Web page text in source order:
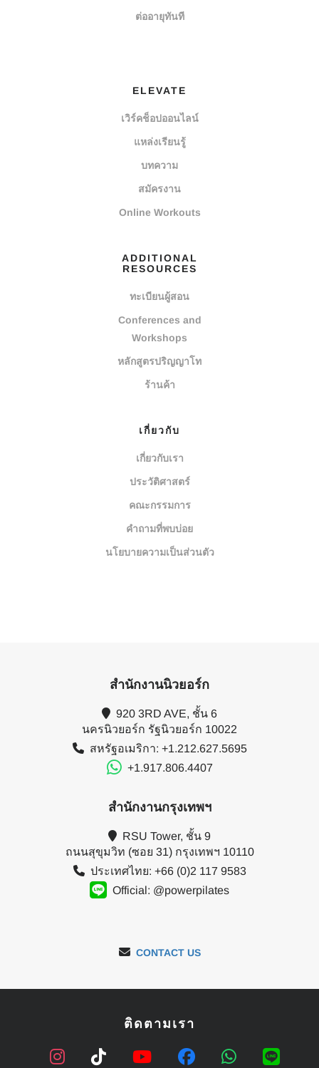
ต่ออายุทันที
ELEVATE
เวิร์คช็อปออนไลน์
แหล่งเรียนรู้
บทความ
สมัครงาน
Online Workouts
ADDITIONAL
RESOURCES
ทะเบียนผู้สอน
Conferences and
Workshops
หลักสูตรปริญญาโท
ร้านค้า
เกี่ยวกับ
เกี่ยวกับเรา
ประวัติศาสตร์
คณะกรรมการ
คำถามที่พบบ่อย
นโยบายความเป็นส่วนตัว
สำนักงานนิวยอร์ก
920 3RD AVE, ชั้น 6
นครนิวยอร์ก รัฐนิวยอร์ก 10022
สหรัฐอเมริกา: +1.212.627.5695
+1.917.806.4407
สำนักงานกรุงเทพฯ
RSU Tower, ชั้น 9
ถนนสุขุมวิท (ซอย 31) กรุงเทพฯ 10110
ประเทศไทย: +66 (0)2 117 9583
Official: @powerpilates
CONTACT US
ติดตามเรา